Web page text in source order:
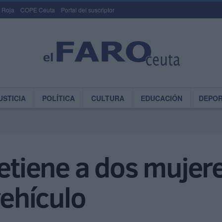
Roja COPE Ceuta Portal del suscriptor
POLÍTICA CULTURA EDUCACIÓN
a dos